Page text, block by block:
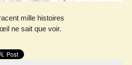
mille histoires
ne sait que voir.